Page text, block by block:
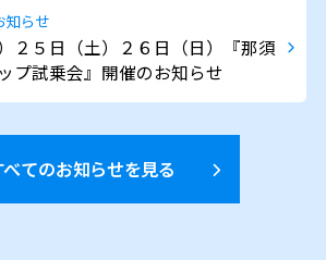
知らせ
２５日（土）２６日（日）『那須
プ試乗会』開催のお知らせ
べてのお知らせを見る